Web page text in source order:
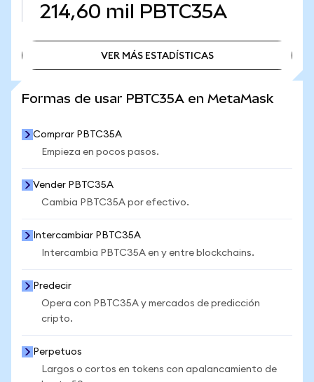
214,60 mil PBTC35A
VER MÁS ESTADÍSTICAS
Formas de usar PBTC35A en MetaMask
Comprar PBTC35A
Empieza en pocos pasos.
Vender PBTC35A
Cambia PBTC35A por efectivo.
Intercambiar PBTC35A
Intercambia PBTC35A en y entre blockchains.
Predecir
Opera con PBTC35A y mercados de predicción
cripto.
Perpetuos
Largos o cortos en tokens con apalancamiento de